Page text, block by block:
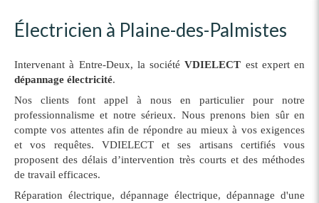
Électricien à Plaine-des-Palmistes
Intervenant à Entre-Deux, la sociétéVDIELECT est expert en
dépannage électricité.
Nos clients font appel à nous en particulier pour notre
professionnalisme et notre sérieux. Nous prenons bien sûr en
compte vos attentes afin de répondre au mieux à vos exigences
et vos requêtes. VDIELECT et ses artisans certifiés vous
proposent des délais d’intervention très courts et des méthodes
de travail efficaces.
Réparation électrique, dépannage électrique, dépannage d'une